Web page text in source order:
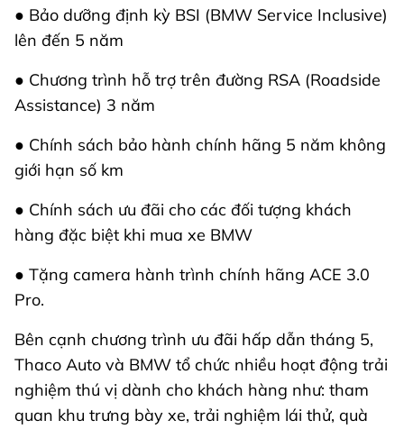
● Bảo dưỡng định kỳ BSI (BMW Service Inclusive)
lên đến 5 năm
● Chương trình hỗ trợ trên đường RSA (Roadside
Assistance) 3 năm
● Chính sách bảo hành chính hãng 5 năm không
giới hạn số km
● Chính sách ưu đãi cho các đối tượng khách
hàng đặc biệt khi mua xe BMW
● Tặng camera hành trình chính hãng ACE 3.0
Pro.
Bên cạnh chương trình ưu đãi hấp dẫn tháng 5,
Thaco Auto và BMW tổ chức nhiều hoạt động trải
nghiệm thú vị dành cho khách hàng như: tham
quan khu trưng bày xe, trải nghiệm lái thử, quà